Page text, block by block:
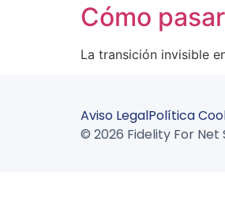
Cómo
La transición invisible
Aviso LegalPolítica
© 2026 Fidelity For Net